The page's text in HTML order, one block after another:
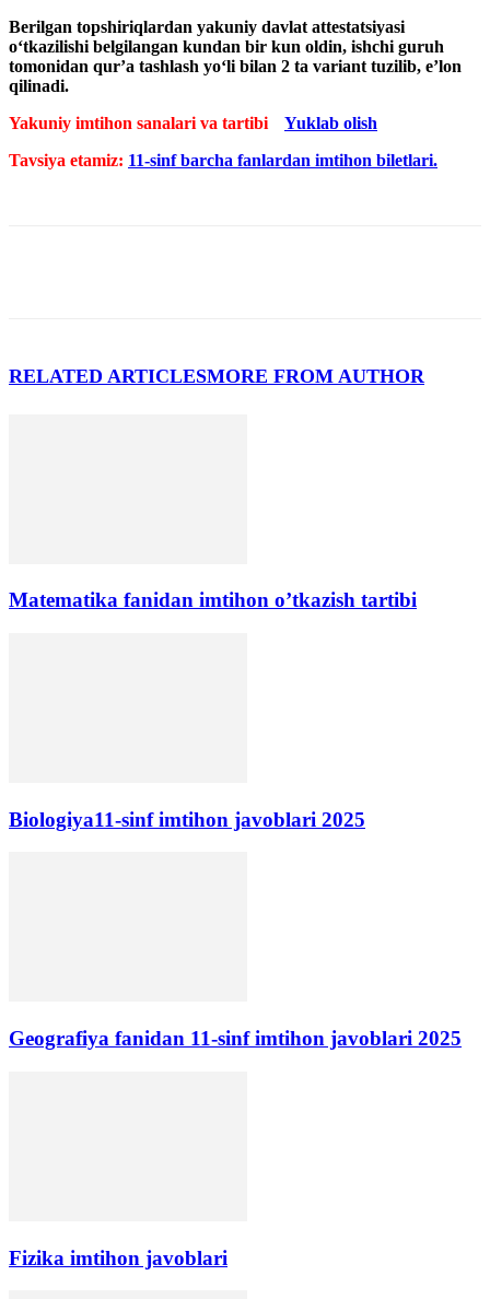
Berilgan topshiriqlardan yakuniy davlat attestatsiyasi
oʻtkazilishi belgilangan kundan bir kun oldin, ishchi guruh
tomonidan qurʼa tashlash yoʻli bilan 2 ta variant tuzilib, eʼlon
qilinadi.
Yakuniy imtihon sanalari va tartibi Yuklab olish
Tavsiya etamiz: 11-sinf barcha fanlardan imtihon biletlari.
RELATED ARTICLESMORE FROM AUTHOR
Matematika fanidan imtihon o’tkazish tartibi
Biologiya11-sinf imtihon javoblari 2025
Geografiya fanidan 11-sinf imtihon javoblari 2025
Fizika imtihon javoblari